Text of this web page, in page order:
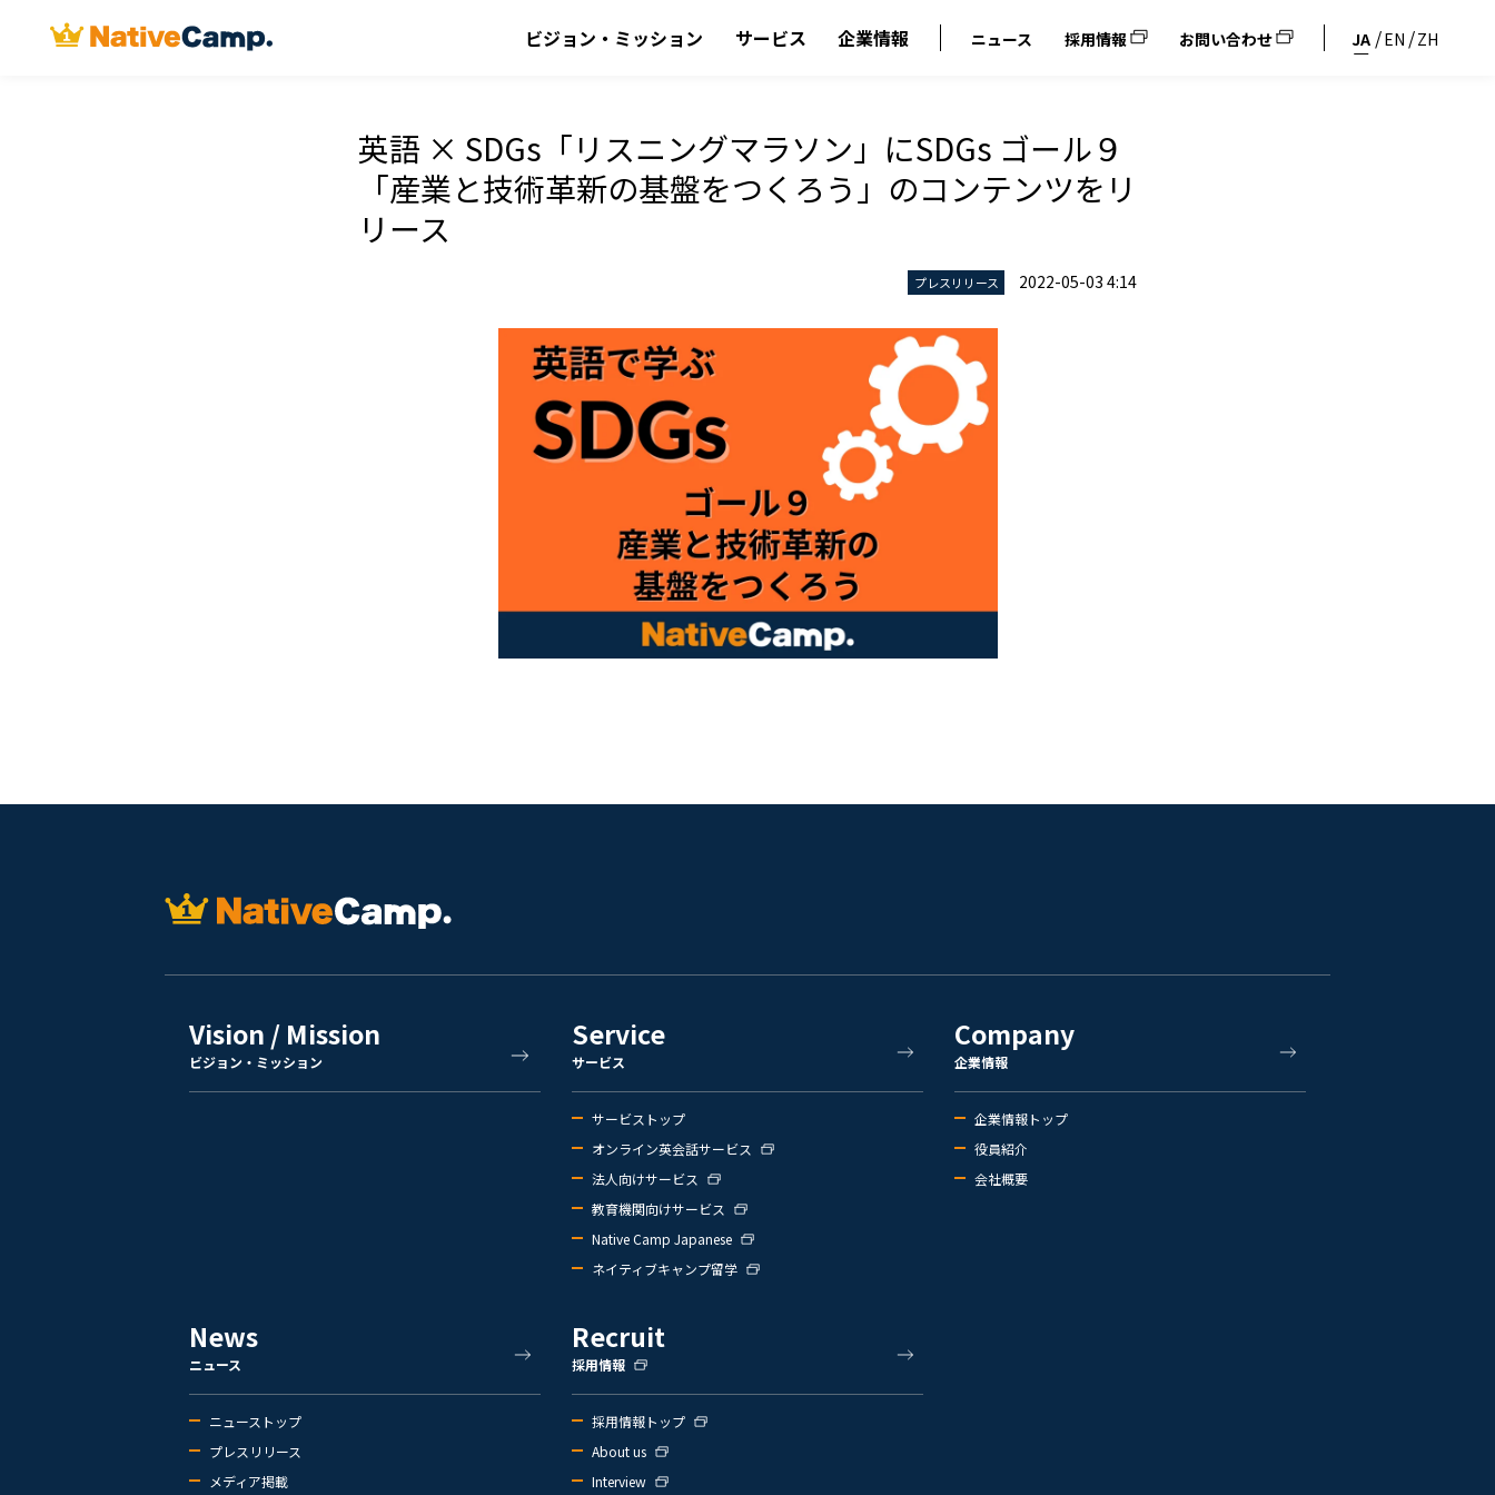
ビジョン・ミッション サービス 企業情報 ニュース 採用情報 お問い合わせ JA EN ZH
英語 × SDGs「リスニングマラソン」にSDGs ゴール９
「産業と技術革新の基盤をつくろう」のコンテンツをリ
リース
プレスリリース 2022-05-03 4:14
Vision / Mission
ビジョン・ミッション
Service
サービス
サービストップ
オンライン英会話サービス
法人向けサービス
教育機関向けサービス
Native Camp Japanese
ネイティブキャンプ留学
Company
企業情報
企業情報トップ
役員紹介
会社概要
News
ニュース
ニューストップ
プレスリリース
メディア掲載
Recruit
採用情報
採用情報トップ
About us
Interview